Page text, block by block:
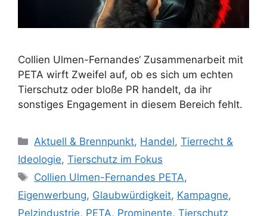
Collien Ulmen-Fernandes‘ Zusammenarbeit mit
PETA wirft Zweifel auf, ob es sich um echten
Tierschutz oder bloße PR handelt, da ihr
sonstiges Engagement in diesem Bereich fehlt.
K
a
e
g
o
Aktuell & Brennpunkt, Handel,Tierrecht &
Ideologie, Tierschutz im Fokus
S
Collien Ulmen-Fernandes PETA,
Eigenwerbung, Glaubwürdigkeit, Kampagne,
Pelzindustrie, PETA, Prominente, Tierschutz